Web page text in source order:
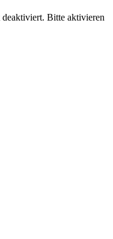
Bitte aktivieren